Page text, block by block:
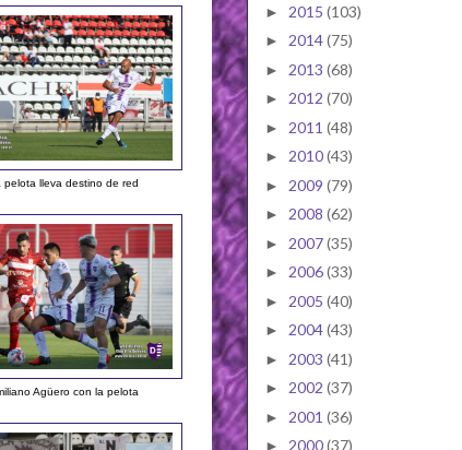
pelota lleva destino de red
Agüero con la pelota
► 2015 (103)
► 2014(75)
► 2013 (68)
► 2012 (70)
► 2011 (48)
► 2010(43)
► 2009 (79)
► 2008 (62)
► 2007(35)
► 2006(33)
► 2005 (40)
► 2004(43)
► 2003 (41)
► 2002 (37)
► 2001 (36)
► 2000(37)